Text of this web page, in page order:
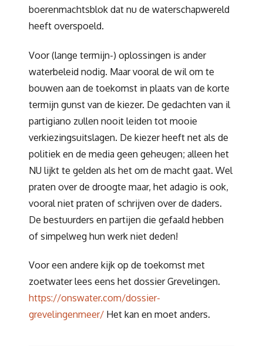
boerenmachtsblok dat nu de waterschapwereld
heeft overspoeld.
Voor (lange termijn-) oplossingen is ander
waterbeleid nodig. Maar vooral de wil om te
bouwen aan de toekomst in plaats van de korte
termijn gunst van de kiezer. De gedachten van il
partigiano zullen nooit leiden tot mooie
verkiezingsuitslagen. De kiezer heeft net als de
politiek en de media geen geheugen; alleen het
NU lijkt te gelden als het om de macht gaat. Wel
praten over de droogte maar, het adagio is ook,
vooral niet praten of schrijven over de daders.
De bestuurders en partijen die gefaald hebben
of simpelweg hun werk niet deden!
Voor een andere kijk op de toekomst met
zoetwater lees eens het dossier Grevelingen.
https://onswater.com/dossier-
grevelingenmeer/ Het kan en moet anders.